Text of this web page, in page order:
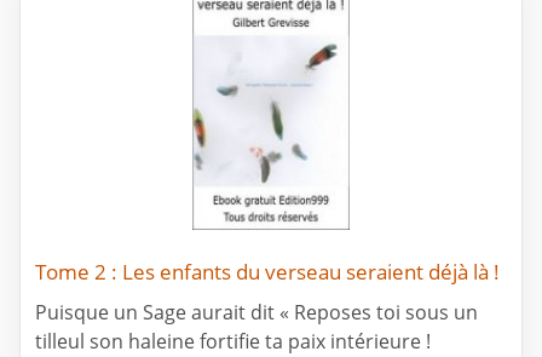
Tome 2 : Les enfants du verseau seraient déjà là !
Puisque un Sage aurait dit « Reposes toi sous un
tilleul son haleine fortifie ta paix intérieure !